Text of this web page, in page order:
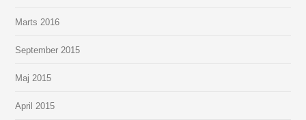
Marts 2016
September 2015
Maj 2015
April 2015